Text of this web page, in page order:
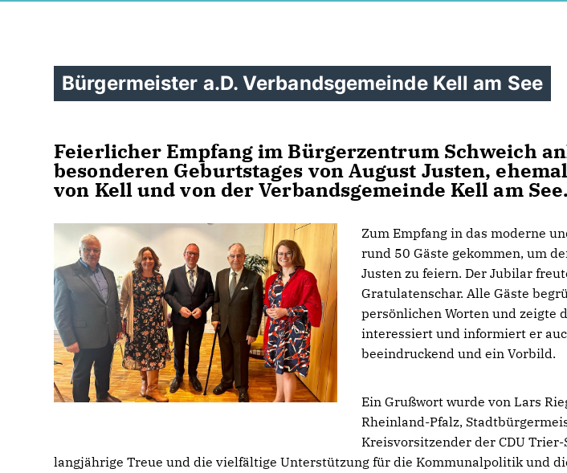
Bürgermeister a.D. Verbandsgemeinde Kell am See
Feierlicher Empfang im Bürgerzentrum Schweich
besonderen Geburtstages von August Justen,
von Kell und von der Verbandsgemeinde Kell am See.
Zum Empfang in das moderne
rund 50 Gäste gekommen, um
Justen zu feiern. Der Jubilar
Gratulatenschar. Alle Gäste
persönlichen Worten und zeigte
interessiert und informiert er
beeindruckend und ein Vorbild.
Ein Grußwort wurde von Lars
Rheinland-Pfalz,
Kreisvorsitzender der CDU
langjährige Treue und die vielfältige Unterstützung für die Kommunalpolitik und